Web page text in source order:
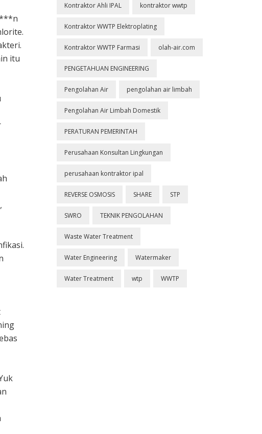
itu
Kontraktor Ahli IPAL kontraktor wwtp
Kontraktor WWTP Elektroplating
Kontraktor WWTP Farmasi olah-air.com
PENGETAHUAN ENGINEERING
Pengolahan Air pengolahan air limbah
Pengolahan Air Limbah Domestik
PERATURAN PEMERINTAH
Perusahaan Konsultan Lingkungan
perusahaan kontraktor ipal
REVERSE OSMOSIS SHARE STP
SWRO TEKNIK PENGOLAHAN
Waste Water Treatment
Water Engineering Watermaker
Water Treatment wtp WWTP